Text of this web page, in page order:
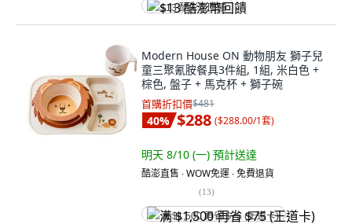
$13 酷澎幣回饋
Modern House ON 動物朋友 獅子兒
童三聚氰胺餐具3件組, 1組, 米白色 +
棕色, 盤子 + 馬克杯 + 獅子碗
首購折扣價$481
40% $288 ($288.00/1套)
明天 8/10 (一) 預計送達
酷澎直售 ∙ WOW免運 ∙ 免費退貨
(13)
满 $1,500 再省 $75 (王道卡)